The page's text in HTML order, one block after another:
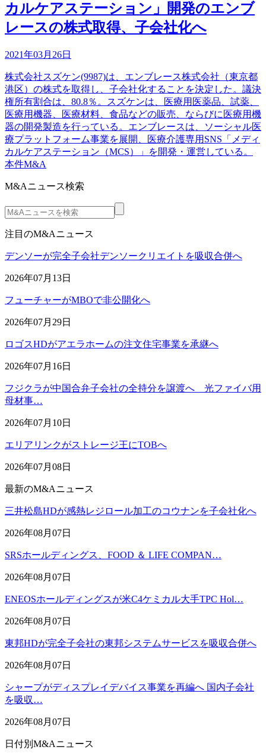
カルケアステーション」開発のエンブ
レースの株式取得、子会社化へ
2021年03月26日
株式会社スズケン(9987)は、エンブレース株式会社（東京都
港区）の株式を取得し、子会社化することを決定した。議決
権所有割合は、80.8％。スズケンは、医療用医薬品、試薬、
医療用機器、医療材料、食品などの販売、ならびに医療用機
器の開発製造を行っている。エンブレースは、ソーシャル医
療プラットフォーム事業を展開、医療介護専用SNS「メディ
カルケアステーション（MCS）」を開発・運営している。
本件M&A
M&Aニュース検索
注目のM&Aニュース
デンソーが完全子会社デンソークリエイトを吸収合併へ
2026年07月13日
フューチャーがMBOで非公開化へ
2026年07月29日
ロゴスHDがアエラホームの注文住宅事業を承継へ
2026年07月16日
フジクラが中国合弁子会社の全持分を譲渡へ 光ファイバ用
母材事…
2026年07月10日
エリアリンクがストレージ王にTOBへ
2026年07月08日
最新のM&Aニュース
三井松島HDが感熱レジロール加工のコウナンを子会社化へ
2026年08月07日
SRSホールディングス、FOOD ＆ LIFE COMPAN…
2026年08月07日
ENEOSホールディングスが米C4ケミカル大手TPC Hol…
2026年08月07日
東邦HDが完全子会社の東邦システムサービスを吸収合併へ
2026年08月07日
シャープがディスプレイデバイス事業を再編へ 国内子会社
を吸収…
2026年08月07日
日付別M&Aニュース